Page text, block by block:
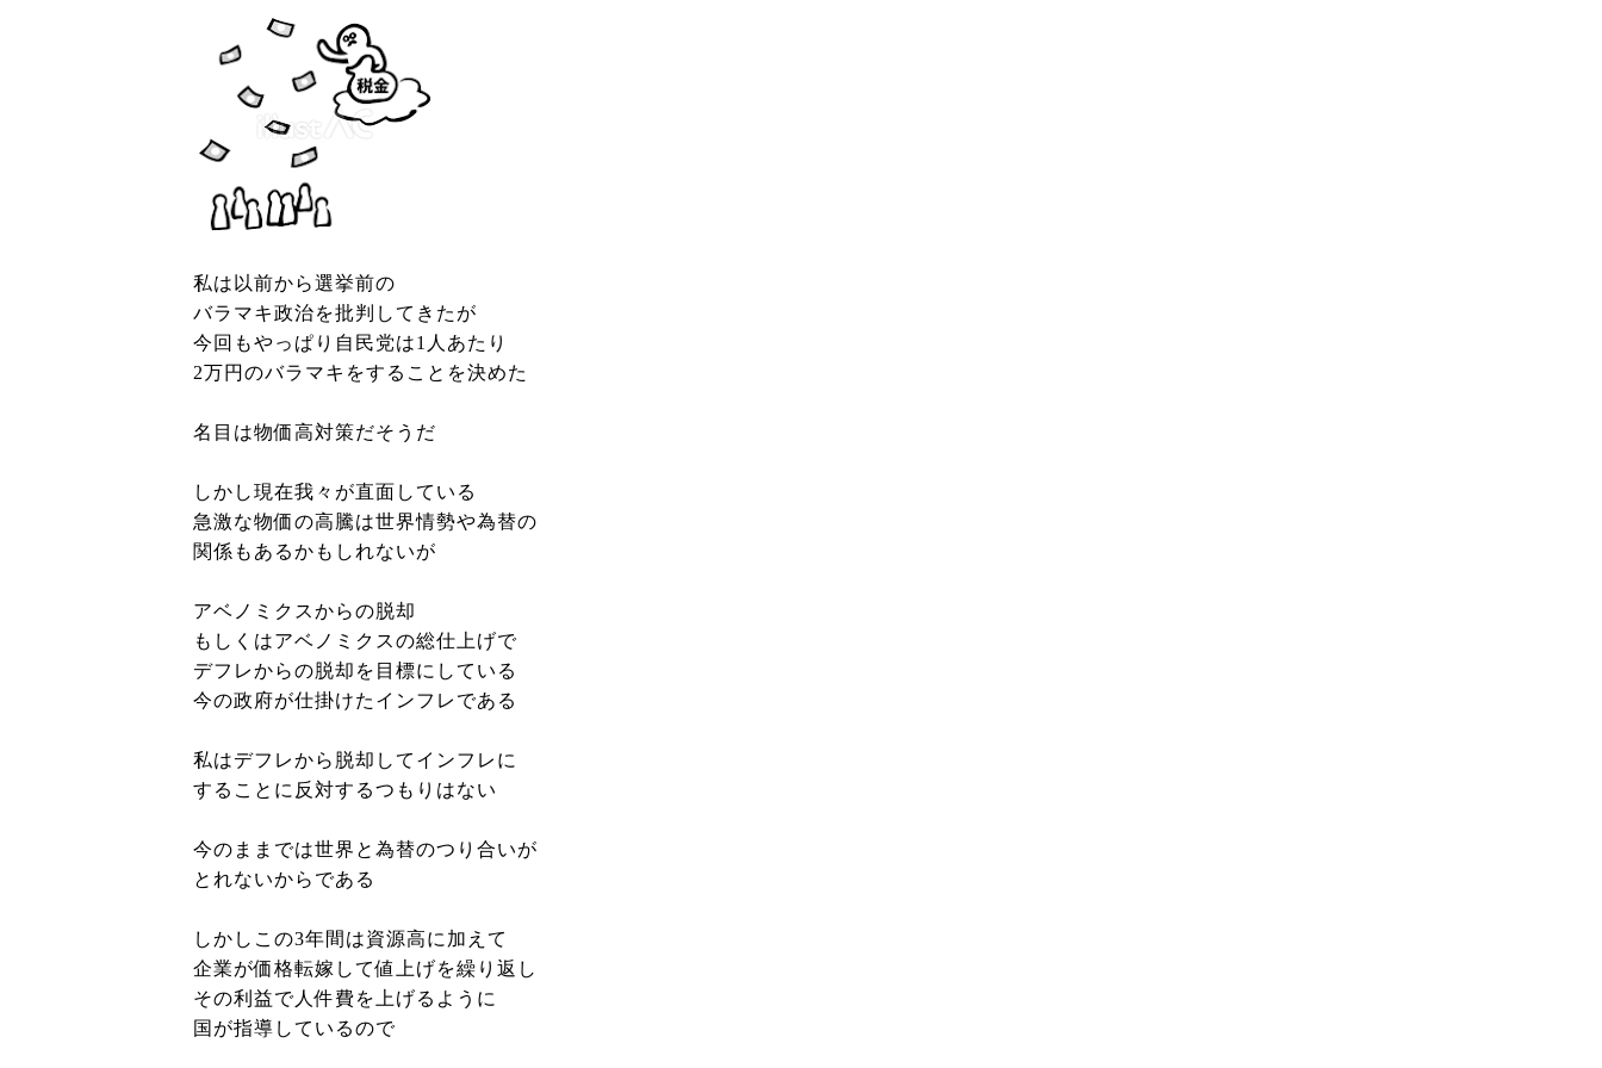
私は以前から選挙前の
バラマキ政治を批判してきたが
今回もやっぱり自民党は1人あたり
2万円のバラマキをすることを決めた
名目は物価高対策だそうだ
しかし現在我々が直面している
急激な物価の高騰は世界情勢や為替の
関係もあるかもしれないが
アベノミクスからの脱却
もしくはアベノミクスの総仕上げで
デフレからの脱却を目標にしている
今の政府が仕掛けたインフレである
私はデフレから脱却してインフレに
することに反対するつもりはない
今のままでは世界と為替のつり合いが
とれないからである
しかしこの3年間は資源高に加えて
企業が価格転嫁して値上げを繰り返し
その利益で人件費を上げるように
国が指導しているので